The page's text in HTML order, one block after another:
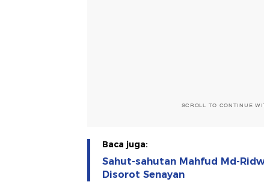
SCROLL TO CONTINUE
Baca juga:
Sahut-sahutan Mahfud Md-
Disorot Senayan